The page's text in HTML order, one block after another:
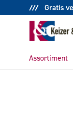
Gratis
Assortiment